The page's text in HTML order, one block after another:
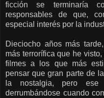
ficción se terminaría
responsables de que,
especial interés por la
Dieciocho años más tarde,
más terrorífica que he
filmes a los que más
pensar que gran parte de
la nostalgia, pero ese
derrumbándose cuando